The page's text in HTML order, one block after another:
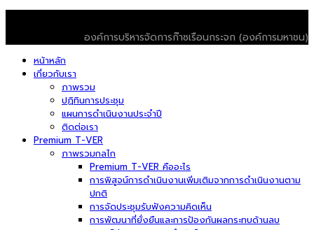
องค์การบริหารจัดการก๊าซเรือนกระจก (องค์การมหาชน)
หน้าหลัก
เกี่ยวกับเรา
ภาพรวม
ปฏิทินการประชุม
แผนการดำเนินงานประจำปี
ติดต่อเรา
Premium T-VER
ภาพรวมกลไก
Premium T-VER คืออะไร
การพิสูจน์การดำเนินงานเพิ่มเติมจากการดำเนินงานตาม
ปกติ
การจัดประชุมรับฟังความคิดเห็น
การพัฒนาที่ยั่งยืนและการป้องกันผลกระทบด้านลบ